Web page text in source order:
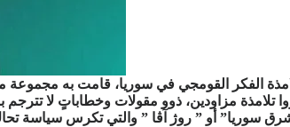
الفكر القومجي في سوريا، قامت به مجموعة من
تلامذة مزاودين، ذوو مقولات وخطاباتٍ لا
سوريا” أو ” روژ آڤا ” والتي تكرس سياسة